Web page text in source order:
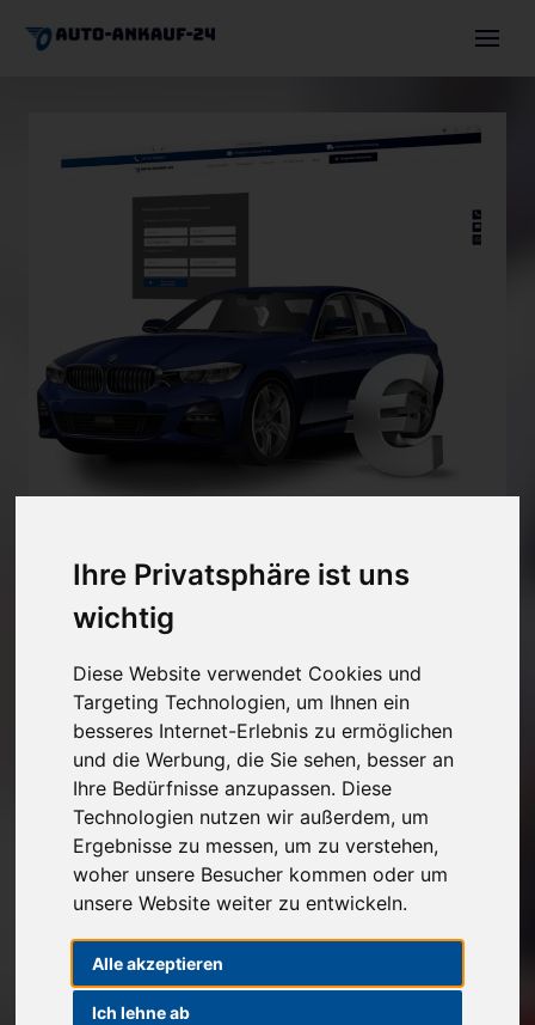
Ihre Privatsphäre ist uns
wichtig
Diese Website verwendet Cookies und
Targeting Technologien, um Ihnen ein
besseres Internet-Erlebnis zu ermöglichen
und die Werbung, die Sie sehen, besser an
Ihre Bedürfnisse anzupassen. Diese
Technologien nutzen wir außerdem, um
Ergebnisse zu messen, um zu verstehen,
woher unsere Besucher kommen oder um
unsere Website weiter zu entwickeln.
Alle akzeptieren
Ich lehne ab
Autoexport
Angebot einholen
+491744630036
Kostenlose Autoabholung
Unverbindlichen Verkaufspreis anfragen
Angaben zu Ihrem Fahrzeug
Marke*
Modell
Erstzulassung